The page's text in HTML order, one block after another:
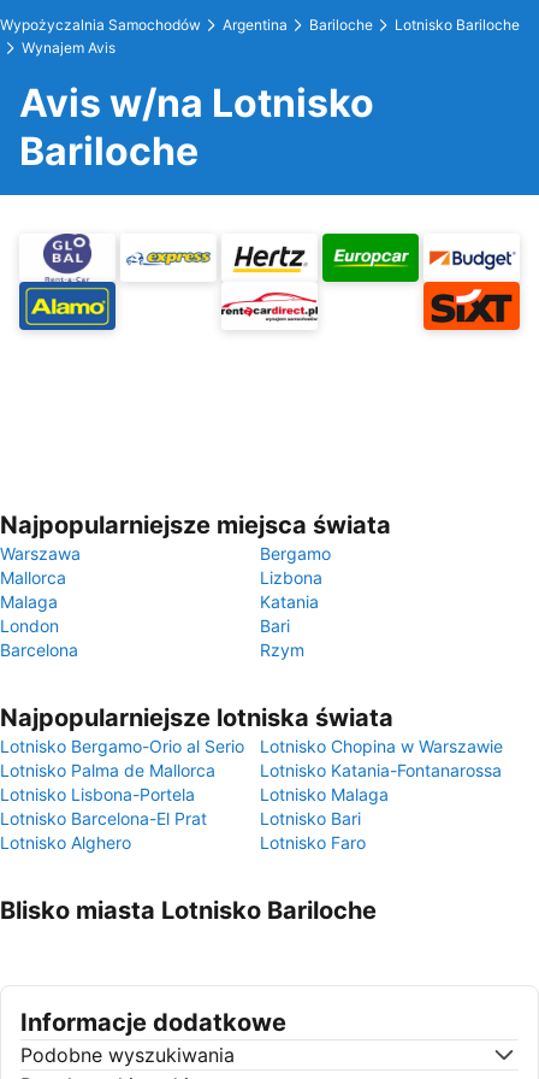
Wypożyczalnia Samochodów Argentina Bariloche
Lotnisko Bariloche
Wynajem Avis
Avis w/na Lotnisko
Bariloche
Najpopularniejsze miejsca świata
Warszawa
Bergamo
Mallorca
Lizbona
Malaga
Katania
London
Bari
Barcelona
Rzym
Najpopularniejsze lotniska świata
Lotnisko Bergamo-Orio al Serio
Lotnisko Chopina w Warszawie
Lotnisko Palma de Mallorca
Lotnisko Katania-Fontanarossa
Lotnisko Lisbona-Portela
Lotnisko Malaga
Lotnisko Barcelona-El Prat
Lotnisko Bari
Lotnisko Alghero
Lotnisko Faro
Blisko miasta Lotnisko Bariloche
Informacje dodatkowe
Podobne wyszukiwania